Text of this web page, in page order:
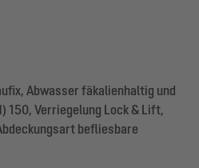
Abwasser fäkalienhaltig und
150, Verriegelung Lock & Lift,
befliesbare